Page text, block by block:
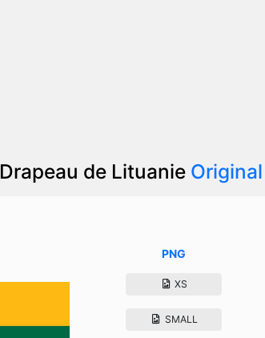
Drapeau de Lituanie Original
PNG
XS
SMALL